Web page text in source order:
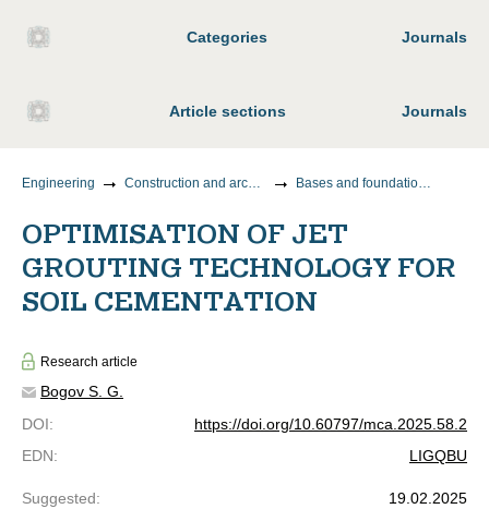
Categories Journals
Article sections Journals
Engineering Construction and architecture Bases and foundations, underground structures
OPTIMISATION OF JET
GROUTING TECHNOLOGY FOR
SOIL CEMENTATION
Research article
Bogov S. G.
DOI:
https://doi.org/10.60797/mca.2025.58.2
EDN: LIGQBU
Suggested:
19.02.2025